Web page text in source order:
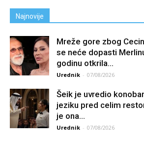
Najnovije
Mreže gore zbog
se neće dopasti
godinu otkrila...
Urednik - 07/08/2026
Šeik je uvredio
jeziku pred celim
je ona...
Urednik - 07/08/2026